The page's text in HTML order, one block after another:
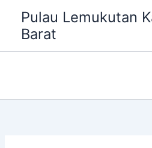
konten
Pulau Lemukutan
Barat